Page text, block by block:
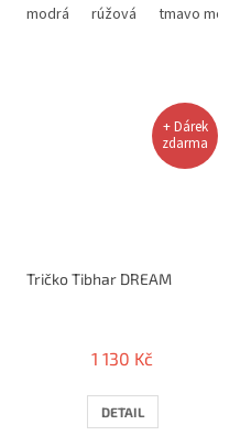
modrá / žltá
davu....
modrá rúžová tmavo modrá
+ Dárek
zdarma
Tričko Tibhar DREAM
1 130 Kč
DETAIL